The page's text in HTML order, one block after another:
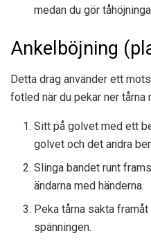
medan du gör
Ankelböjning
Detta drag använder ett
fotled när du pekar ner tårna
Sitt på golvet med ett
golvet och det andra
Slinga bandet runt
ändarna med händerna.
Peka tårna sakta
spänningen.